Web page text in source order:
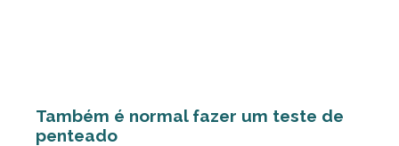
Também é normal fazer um teste de
penteado